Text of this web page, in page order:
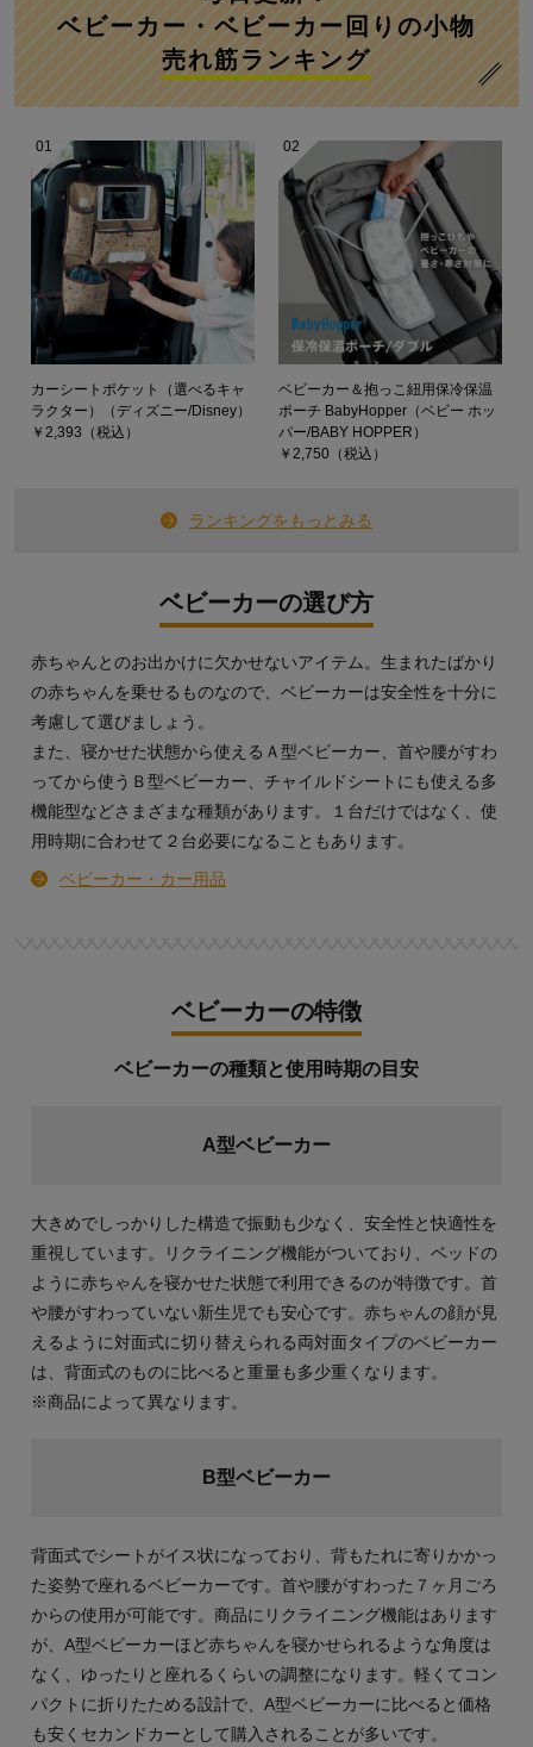
ベビーカー・ベビーカー回りの小物
売れ筋ランキング
01
カーシートポケット（選べるキャ
ラクター）（ディズニー/Disney）
￥2,393（税込）
02
ベビーカー＆抱っこ紐用保冷保温
ポーチ BabyHopper（ベビー ホッ
パー/BABY HOPPER）
￥2,750（税込）
ランキングをもっとみる
ベビーカーの選び方
赤ちゃんとのお出かけに欠かせないアイテム。生まれたばかり
の赤ちゃんを乗せるものなので、ベビーカーは安全性を十分に
考慮して選びましょう。
また、寝かせた状態から使えるＡ型ベビーカー、首や腰がすわ
ってから使うＢ型ベビーカー、チャイルドシートにも使える多
機能型などさまざまな種類があります。１台だけではなく、使
用時期に合わせて２台必要になることもあります。
ベビーカー・カー用品
ベビーカーの特徴
ベビーカーの種類と使用時期の目安
A型ベビーカー
大きめでしっかりした構造で振動も少なく、安全性と快適性を
重視しています。リクライニング機能がついており、ベッドの
ように赤ちゃんを寝かせた状態で利用できるのが特徴です。首
や腰がすわっていない新生児でも安心です。赤ちゃんの顔が見
えるように対面式に切り替えられる両対面タイプのベビーカー
は、背面式のものに比べると重量も多少重くなります。
※商品によって異なります。
B型ベビーカー
背面式でシートがイス状になっており、背もたれに寄りかかっ
た姿勢で座れるベビーカーです。首や腰がすわった７ヶ月ごろ
からの使用が可能です。商品にリクライニング機能はあります
が、A型ベビーカーほど赤ちゃんを寝かせられるような角度は
なく、ゆったりと座れるくらいの調整になります。軽くてコン
パクトに折りたためる設計で、A型ベビーカーに比べると価格
も安くセカンドカーとして購入されることが多いです。